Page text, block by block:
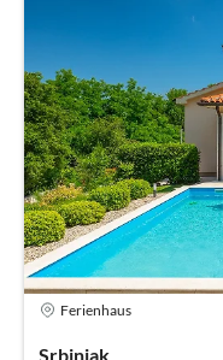
Ferienhaus
Srbinjak